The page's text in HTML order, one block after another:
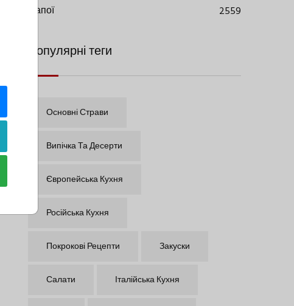
Напої
2559
Популярні теги
Основні Страви
Випічка Та Десерти
Європейська Кухня
Російська Кухня
Покрокові Рецепти Закуски
Салати Італійська Кухня